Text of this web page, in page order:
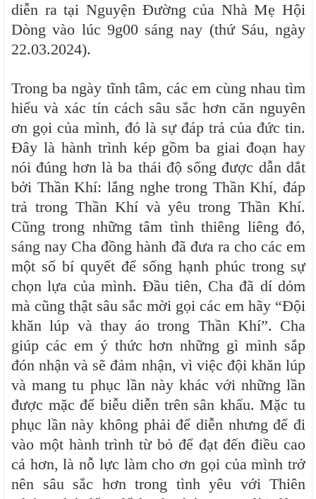
diễn ra tại Nguyện Đường của Nhà Mẹ Hội
Dòng vào lúc 9g00 sáng nay (thứ Sáu, ngày
22.03.2024).
Trong ba ngày tĩnh tâm, các em cùng nhau tìm
hiểu và xác tín cách sâu sắc hơn căn nguyên
ơn gọi của mình, đó là sự đáp trả của đức tin.
Đây là hành trình kép gồm ba giai đoạn hay
nói đúng hơn là ba thái độ sống được dẫn dắt
bởi Thần Khí: lắng nghe trong Thần Khí, đáp
trả trong Thần Khí và yêu trong Thần Khí.
Cũng trong những tâm tình thiêng liêng đó,
sáng nay Cha đồng hành đã đưa ra cho các em
một số bí quyết để sống hạnh phúc trong sự
chọn lựa của mình. Đầu tiên, Cha đã dí dỏm
mà cũng thật sâu sắc mời gọi các em hãy “Đội
khăn lúp và thay áo trong Thần Khí”. Cha
giúp các em ý thức hơn những gì mình sắp
đón nhận và sẽ đảm nhận, vì việc đội khăn lúp
và mang tu phục lần này khác với những lần
được mặc để biễu diễn trên sân khấu. Mặc tu
phục lần này không phải để diễn nhưng để đi
vào một hành trình từ bỏ để đạt đến điều cao
cả hơn, là nỗ lực làm cho ơn gọi của mình trở
nên sâu sắc hơn trong tình yêu với Thiên